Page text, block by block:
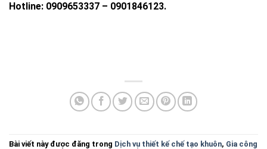
Hotline: 0909653337 – 0901846123.
Bài viết này được đăng trong Dịch vụ thiết kế chế tạo khuôn, Gia công